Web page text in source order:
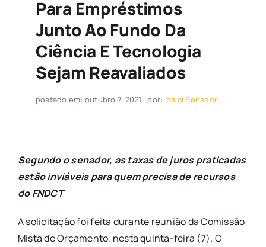
Para Empréstimos
Junto Ao Fundo Da
Ciência E Tecnologia
Sejam Reavaliados
postado em: outubro 7, 2021 por: Izalci Senador
Segundo o senador, as taxas de juros praticadas
estão inviáveis para quem precisa de recursos
do FNDCT
A solicitação foi feita durante reunião da Comissão
Mista de Orçamento, nesta quinta-feira (7). O